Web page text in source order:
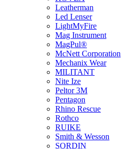
Leatherman
Led Lenser
LightMyFire
Mag Instrument
MagPul®
McNett Corporation
Mechanix Wear
MILITANT
Nite Ize
Peltor 3M
Pentagon
Rhino Rescue
Rothco
RUIKE
Smith & Wesson
SORDIN